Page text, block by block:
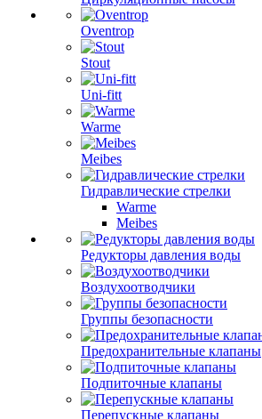
Oventrop
Stout
Uni-fitt
Warme
Meibes
Гидравлические стрелки
Warme
Meibes
Редукторы давления воды
Воздухоотводчики
Группы безопасности
Предохранительные клапаны
Подпиточные клапаны
Перепускные клапаны